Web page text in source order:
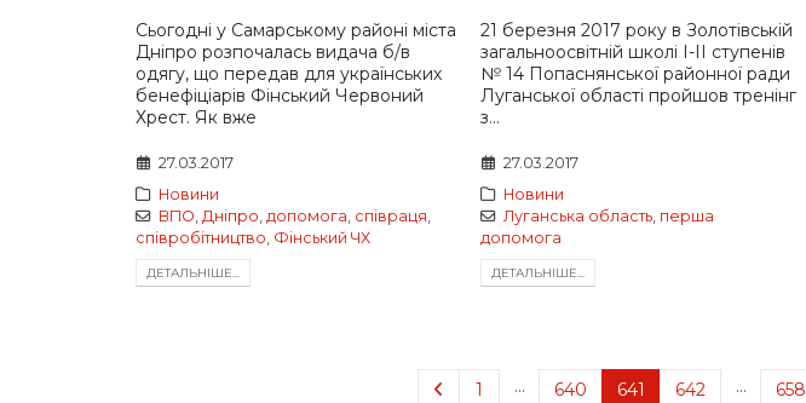
Сьогодні у Самарському районі міста
Дніпро розпочалась видача б/в
одягу, що передав для українських
бенефіціарів Фінський Червоний
Хрест. Як вже
27.03.2017
Новини
ВПО Дніпро допомога співраця
співробітництво Фінський ЧХ
ДЕТАЛЬНIШЕ...
21 березня 2017 року в Золотівській
загальноосвітній школі І-ІІ ступенів
№ 14 Попаснянської районної ради
Луганської області пройшов тренінг
з...
27.03.2017
Новини
Луганська область, перша
допомога
ДЕТАЛЬНIШЕ...
1 … 640 641 642 … 658